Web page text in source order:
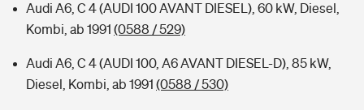
Audi A6, C 4 (AUDI 100 AVANT DIESEL), 60 kW, Diesel,
Kombi, ab 1991 (0588 / 529)
Audi A6, C 4 (AUDI 100, A6 AVANT DIESEL-D), 85 kW,
Diesel, Kombi, ab 1991 (0588 / 530)